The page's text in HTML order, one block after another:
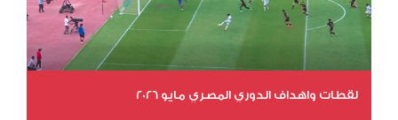
لقطات واهداف الدوري المصري مايو 2026